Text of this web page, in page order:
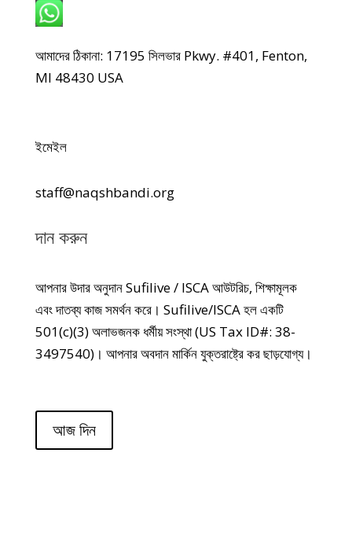
হোয়াটসঅ্যাপ: +1 240-499-5704
আমাদের ঠিকানা: 17195 সিলভার Pkwy. #401, Fenton,
MI 48430 USA
ইমেইল
staff@naqshbandi.org
দান করুন
আপনার উদার অনুদান Sufilive / ISCA আউটরিচ, শিক্ষামূলক
এবং দাতব্য কাজ সমর্থন করে। Sufilive/ISCA হল একটি
501(c)(3) অলাভজনক ধর্মীয় সংস্থা (US Tax ID#: 38-
3497540)। আপনার অবদান মার্কিন যুক্তরাষ্ট্রে কর ছাড়যোগ্য।
আজ দিন